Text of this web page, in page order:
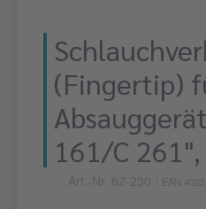
(Fingertip)
161/C
Art.-Nr. 62-230 EAN